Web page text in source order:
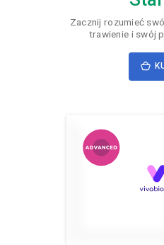
Zacznij rozumieć
trawienie i swój